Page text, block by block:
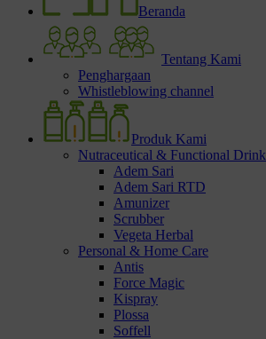
Beranda
Tentang Kami
Penghargaan
Whistleblowing channel
Produk Kami
Nutraceutical & Functional Drink
Adem Sari
Adem Sari RTD
Amunizer
Scrubber
Vegeta Herbal
Personal & Home Care
Antis
Force Magic
Kispray
Plossa
Soffell